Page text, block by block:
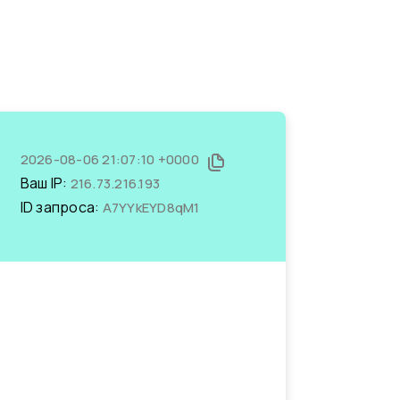
2026-08-06 21:07:10 +0000
Ваш IP: 216.73.216.193
ID запроса: A7YYkEYD8qM1